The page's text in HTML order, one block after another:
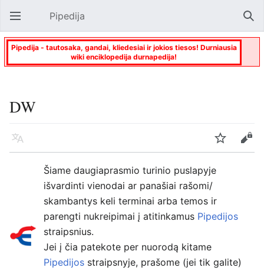
Atverti pagrindinį meniu Pipedija
Pipedija - tautosaka, gandai, kliedesiai ir jokios tiesos! Durniausia
wiki enciklopedija durnapedija!
DW
Kalba Stebėti Keisti
Šiame daugiaprasmio turinio puslapyje
išvardinti vienodai ar panašiai rašomi/
skambantys keli terminai arba temos ir
parengti nukreipimai į atitinkamus Pipedijos
straipsnius.
Jei į čia patekote per nuorodą kitame
Pipedijos straipsnyje, prašome (jei tik galite)